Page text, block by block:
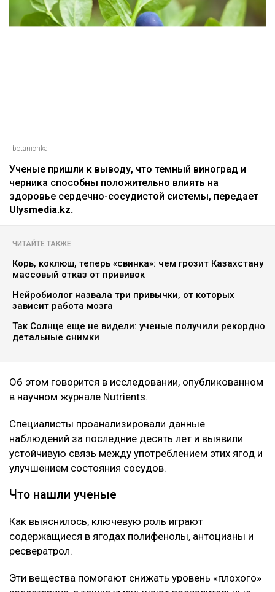
botanichka
Ученые пришли к выводу, что темный виноград и
черника способны положительно влиять на
здоровье сердечно-сосудистой системы, передает
Ulysmedia.kz.
ЧИТАЙТЕ ТАКЖЕ
Корь, коклюш, теперь «свинка»: чем грозит Казахстану
массовый отказ от прививок
Нейробиолог назвала три привычки, от которых
зависит работа мозга
Так Солнце еще не видели: ученые получили рекордно
детальные снимки
Об этом говорится в исследовании, опубликованном
в научном журнале Nutrients.
Специалисты проанализировали данные
наблюдений за последние десять лет и выявили
устойчивую связь между употреблением этих ягод и
улучшением состояния сосудов.
Что нашли ученые
Как выяснилось, ключевую роль играют
содержащиеся в ягодах полифенолы, антоцианы и
ресвератрол.
Эти вещества помогают снижать уровень «плохого»